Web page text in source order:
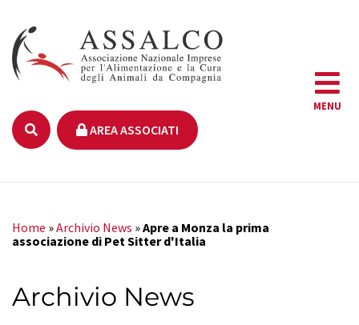
MENU
AREA ASSOCIATI
Home »Archivio News »Apre a Monza la prima
associazione di Pet Sitter d'Italia
Archivio News